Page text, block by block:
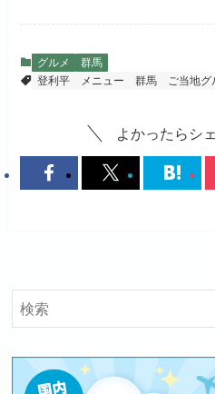
グルメ
群馬
登利平 メニュー
群馬 ご当地グ
よかったらシ